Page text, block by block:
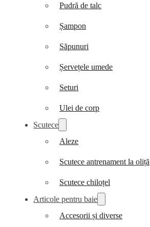
Pudră de talc
Șampon
Săpunuri
Șervețele umede
Seturi
Ulei de corp
Scutece
Aleze
Scutece antrenament la oliță
Scutece chiloțel
Articole pentru baie
Accesorii și diverse